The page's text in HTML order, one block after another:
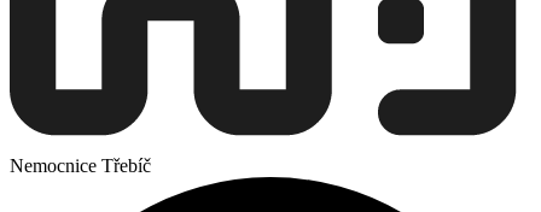
Nemocnice Třebíč